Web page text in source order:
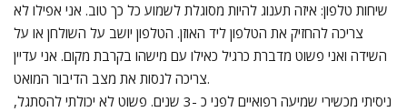
שיחות טלפון: איזה תענוג להיות מסוגלת לשמוע כל כך טוב. אני אפילו לא
צריכה להחזיק את הטלפון ליד האוזן. הטלפון יושב על השולחן או על
השידה ואני פשוט מדברת כרגיל כאילו עם מישהו בקרבת מקום. אני עדיין
צריכה לנסות את מצב הדיבור המואט.
ניסיתי מכשירי שמיעה רפואיים לפני כ -3 שנים. פשוט לא יכולתי להסתגל,